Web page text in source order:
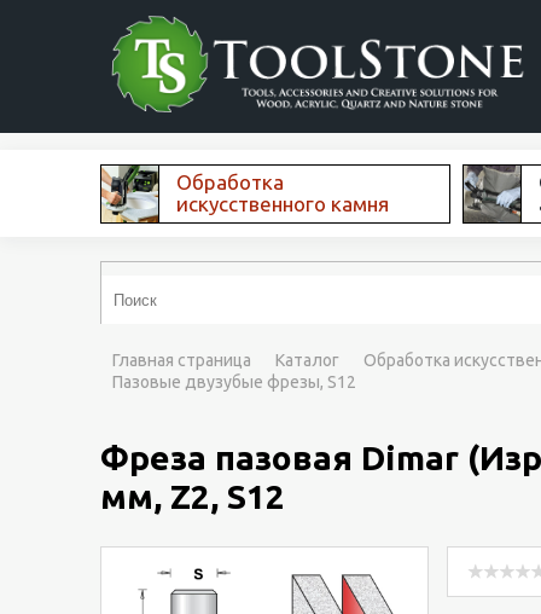
Обработка
искусственного камня
Главная страница Каталог
Обработка
Пазовые двузубые фрезы, S12
Фреза пазовая Dimar
мм, Z2, S12